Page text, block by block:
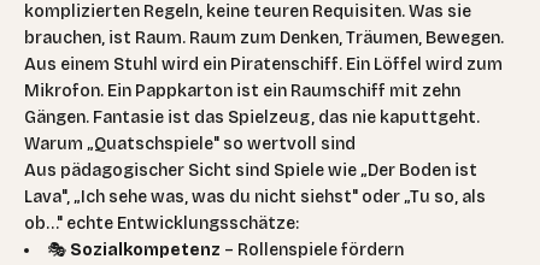
komplizierten Regeln, keine teuren Requisiten. Was sie
brauchen, ist Raum. Raum zum Denken, Träumen, Bewegen.
Aus einem Stuhl wird ein Piratenschiff. Ein Löffel wird zum
Mikrofon. Ein Pappkarton ist ein Raumschiff mit zehn
Gängen. Fantasie ist das Spielzeug, das nie kaputtgeht.
Warum „Quatschspiele" so wertvoll sind
Aus pädagogischer Sicht sind Spiele wie „Der Boden ist
Lava", „Ich sehe was, was du nicht siehst" oder „Tu so, als
ob…" echte Entwicklungsschätze:
🎭 Sozialkompetenz – Rollenspiele fördern